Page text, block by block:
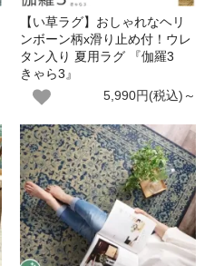
【い草ラグ】おしゃれなヘリ
ンボーン柄x滑り止め付！ウレ
タン入り 夏用ラグ 『伽羅3
きゃら3』
5,990円(税込)～